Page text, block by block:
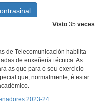
Visto 35 veces
de Telecomunicación habilita
de enxeñería técnica. As
as que para o seu exercicio
que, normalmente, é estar
2023-24
Ejercicio 2 de Algorítmez
sobre a Periferia
2024